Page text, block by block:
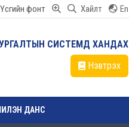
Үсгийн фонт Хайлт En
СИСТЕМД ХАНДАХ
Нэвтрэх
ДАНС